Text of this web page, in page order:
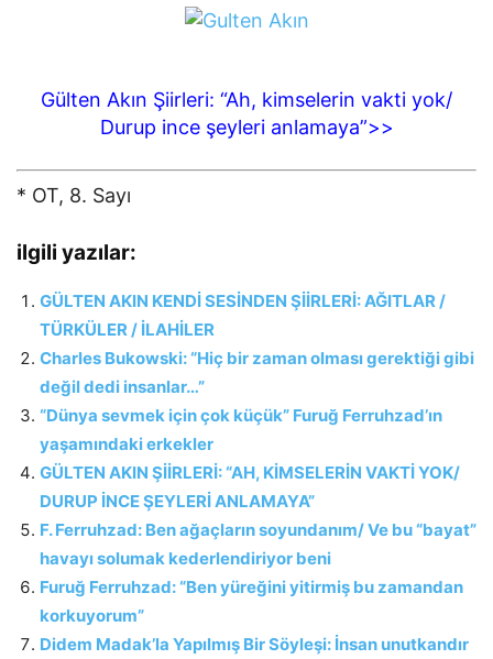
Gülten Akın Şiirleri: “Ah, kimselerin vakti yok/
Durup ince şeyleri anlamaya”>>
* OT, 8. Sayı
ilgili yazılar:
GÜLTEN AKIN KENDİ SESİNDEN ŞİİRLERİ: AĞITLAR /
TÜRKÜLER / İLAHİLER
Charles Bukowski: “Hiç bir zaman olması gerektiği gibi
değil dedi insanlar…”
“Dünya sevmek için çok küçük” Furuğ Ferruhzad’ın
yaşamındaki erkekler
GÜLTEN AKIN ŞİİRLERİ: “AH, KİMSELERİN VAKTİ YOK/
DURUP İNCE ŞEYLERİ ANLAMAYA”
F. Ferruhzad: Ben ağaçların soyundanım/ Ve bu “bayat”
havayı solumak kederlendiriyor beni
Furuğ Ferruhzad: “Ben yüreğini yitirmiş bu zamandan
korkuyorum”
Didem Madak’la Yapılmış Bir Söyleşi: İnsan unutkandır